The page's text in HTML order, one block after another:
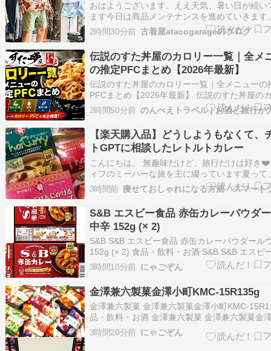
おはようございます。ええ天気、暑い日が続い
ます今日は商品メンテナンスを進めていきます
OPENです。本日も皆様のお越しをお待ちして
す。 本日のご紹介は、80年代から90年代頃の
ハワイアンシャツです。 薄手でレーヨン独特
りとした肌触りの生地感。ハ…
2時間30分前 古着屋atacogarageのブログ
伝説のすた丼屋のカロリー一覧｜全メ
の推定PFCまとめ【2026年最新】
伝説のすた丼屋のカロリー一覧｜全メニューの
PFCまとめ【2026年最新】 伝説のすた丼屋の
が気になるけど、 公式サイトに栄養成分が載
い…… そんな方のために、 一般的な食材の栄
もとにした推定カロリー・PFCを メニュー別
まとめました。 ⚠️ …
2時間50分前
【楽天購入品】どうしようもなくて、
トGPTに相談したレトルトカレー
こんにちは。 無趣味だけど、旅行だけは好き
ィフのミーハーな旅を主に綴っています夏って
ー食べたくなる〜&手抜きの友♡レトルトカレ
め買い！【クーポン最大5000円 お買い物マラ
中】ヤマモリ おすすめ タイカレー 5種類×2の
べ 10個セット …
3時間前
S&B エスビー食品 赤缶カレーパウダ
中辛 152g (× 2)
S&B S&B エスビー食品 赤缶カレーパウダール
152g (× 2) 食品・飲料・お酒 S&B S&B エスビ
赤缶カレーパウダールウ 中辛 152g (× 2) 食品
お酒 Amazonの情報 482個の評価で星 4.4
商品レビュー・口…
3時間10分前 にゃごぞん
金澤兼六製菓金澤小町KMC-15R135g
金澤兼六製菓 金澤兼六製菓金澤小町KMC-
品・飲料・お酒 金澤兼六製菓 金澤兼六製菓金
KMC-15R135g 食品・飲料・お酒 Amazonの情
1か月で100点以上購入されました 9個の評価
3時間20分前 にゃごぞん